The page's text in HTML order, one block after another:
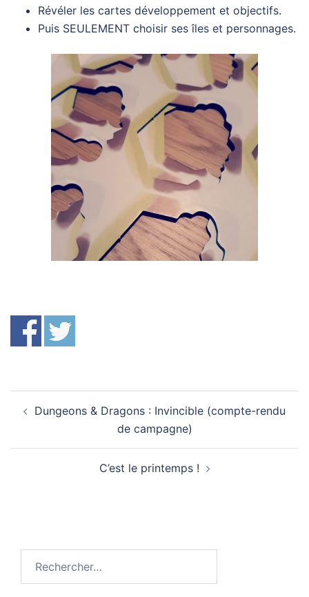
Révéler les cartes développement et objectifs.
Puis SEULEMENT choisir ses îles et personnages.
d’article
Dungeons & Dragons : Invincible (compte-rendu
de campagne)
C’est le printemps !